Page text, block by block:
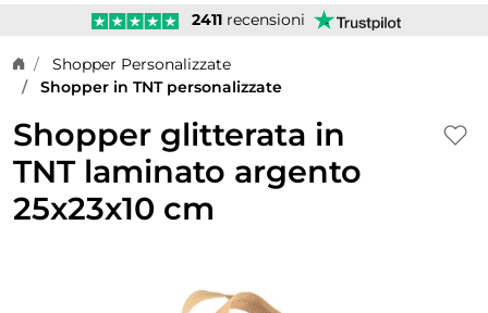
2411 recensioni
Home page
Shopper Personalizzate
Shopper in TNT personalizzate
Shopper glitterata in
TNT laminato argento
25x23x10 cm